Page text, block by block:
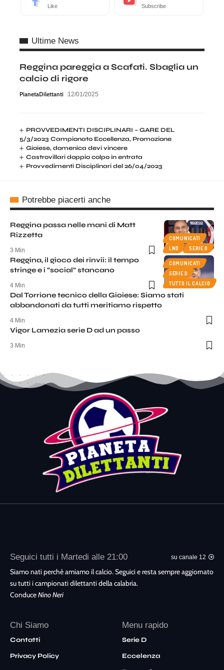
Like Subscribe
Ultime News
Reggina pareggia a Scafati. Sbaglia un
calcio di rigore
PianetaDilettanti 12/01/2025
PROVVEDIMENTI DISCIPLINARI – GARE DEL
5/3/2023 Campionato Eccellenza, Promozione
Gioiese, domenica devi vincere
Castrovillari doppio colpo in entrata
Provvedimenti Disciplinari del 26/04/2023
Potrebbe piacerti anche
COMUNICATI
LND
SERIE D
Reggina passa nelle mani di Matt
Rizzetta
3 Min
COMUNICATI
SERIE D
TUTTO IL CALCIO
Reggina, il gioco dei rinvii: il tempo
stringe e i “social” stancano
4 Min
Dal Torrione tecnico della Gioiese: Siamo stati
abbandonati da tutti meritiamo rispetto
4 Min
Vigor Lamezia serie D ad un passo
3 Min
Seguici tutti i Martedi alle 21:00 su canale 12
Siamo nati perchè amiamo il calcio. Seguici e resta sempre aggiornato
su tutti i campionati dilettanti della calabria.
ConduceNino Neri
Chi Siamo
Contatti
Privacy Policy
Menu rapido
Serie D
Eccelenza